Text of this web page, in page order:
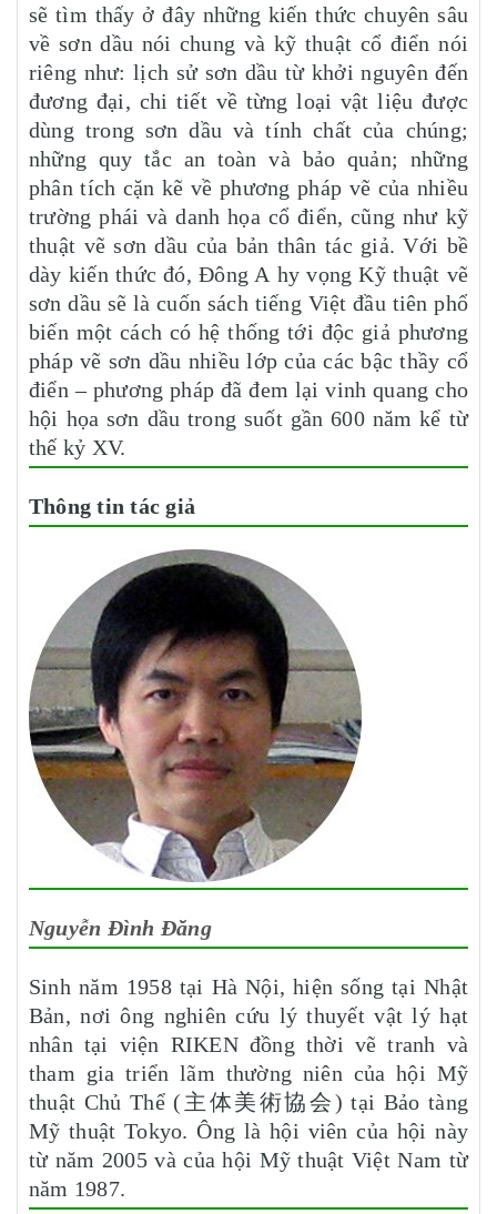
sẽ tìm thấy ở đây những kiến thức chuyên sâu
về sơn dầu nói chung và kỹ thuật cổ điển nói
riêng như: lịch sử sơn dầu từ khởi nguyên đến
đương đại, chi tiết về từng loại vật liệu được
dùng trong sơn dầu và tính chất của chúng;
những quy tắc an toàn và bảo quản; những
phân tích cặn kẽ về phương pháp vẽ của nhiều
trường phái và danh họa cổ điển, cũng như kỹ
thuật vẽ sơn dầu của bản thân tác giả. Với bề
dày kiến thức đó, Đông A hy vọng Kỹ thuật vẽ
sơn dầu sẽ là cuốn sách tiếng Việt đầu tiên phổ
biến một cách có hệ thống tới độc giả phương
pháp vẽ sơn dầu nhiều lớp của các bậc thầy cổ
điển – phương pháp đã đem lại vinh quang cho
hội họa sơn dầu trong suốt gần 600 năm kể từ
thế kỷ XV.
Thông tin tác giả
Nguyễn Đình Đăng
Sinh năm 1958 tại Hà Nội, hiện sống tại Nhật
Bản, nơi ông nghiên cứu lý thuyết vật lý hạt
nhân tại viện RIKEN đồng thời vẽ tranh và
tham gia triển lãm thường niên của hội Mỹ
thuật Chủ Thể (主体美術協会) tại Bảo tàng
Mỹ thuật Tokyo. Ông là hội viên của hội này
từ năm 2005 và của hội Mỹ thuật Việt Nam từ
năm 1987.